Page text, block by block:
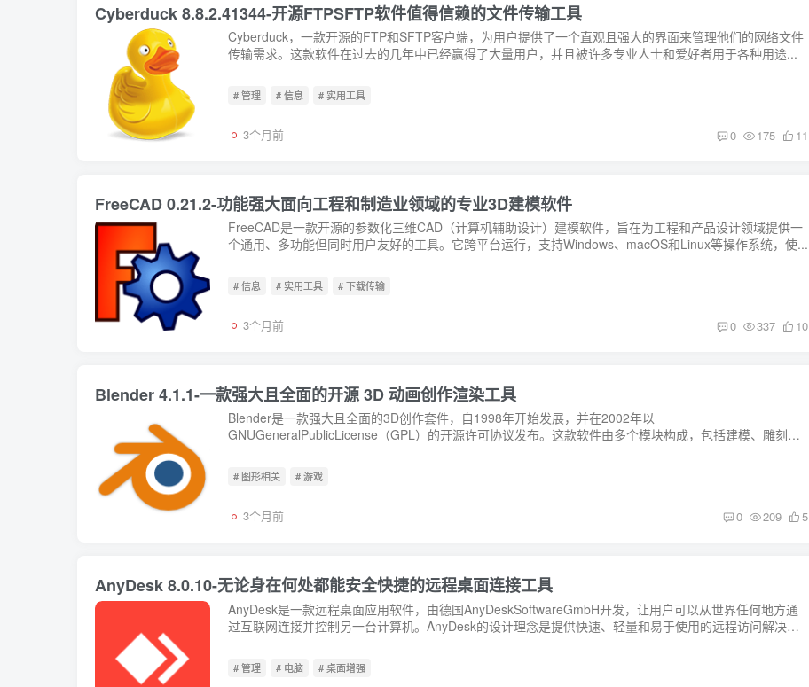
Cyberduck 8.8.2.41344-开源FTPSFTP软件值得信赖的文件传输工具
Cyberduck，一款开源的FTP和SFTP客户端，为用户提供了一个直观且强大的界面来管理他们的网络文件
传输需求。这款软件在过去的几年中已经赢得了大量用户，并且被许多专业人士和爱好者用于各种用途...
# 管理 # 信息 # 实用工具
3个月前 0 175 11
FreeCAD 0.21.2-功能强大面向工程和制造业领域的专业3D建模软件
FreeCAD是一款开源的参数化三维CAD（计算机辅助设计）建模软件，旨在为工程和产品设计领域提供一
个通用、多功能但同时用户友好的工具。它跨平台运行，支持Windows、macOS和Linux等操作系统，使...
# 信息 # 实用工具 # 下载传输
3个月前 0 337 10
Blender 4.1.1-一款强大且全面的开源 3D 动画创作渲染工具
Blender是一款强大且全面的3D创作套件，自1998年开始发展，并在2002年以
GNUGeneralPublicLicense（GPL）的开源许可协议发布。这款软件由多个模块构成，包括建模、雕刻、
# 图形相关 # 游戏
3个月前 0 209 5
AnyDesk 8.0.10-无论身在何处都能安全快捷的远程桌面连接工具
AnyDesk是一款远程桌面应用软件，由德国AnyDeskSoftwareGmbH开发，让用户可以从世界任何地方通
过互联网连接并控制另一台计算机。AnyDesk的设计理念是提供快速、轻量和易于使用的远程访问解决
# 管理 # 电脑 # 桌面增强